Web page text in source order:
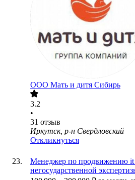
ООО Мать и дитя Сибирь
3.2
•
31 отзыв
Иркутск, р-н Свердловский
Откликнуться
Менеджер по продвижению it
негосударственной